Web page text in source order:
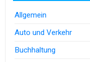
Allgemein
Auto und Verkehr
Buchhaltung